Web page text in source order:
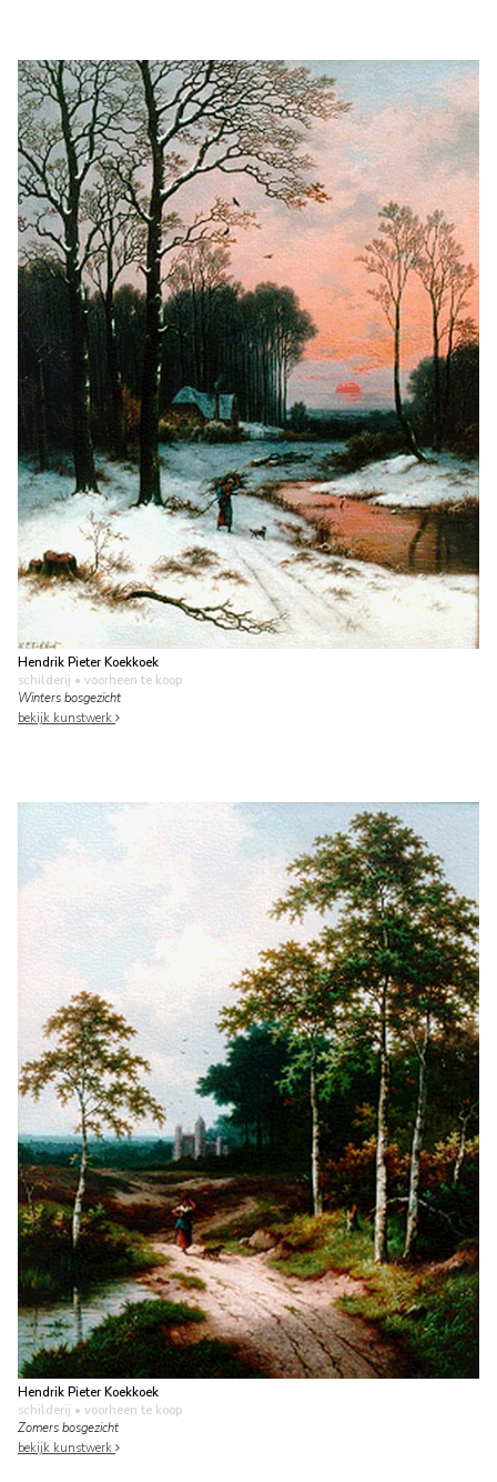
Hendrik Pieter Koekkoek
schilderij • voorheen te koop
Winters bosgezicht
bekijk kunstwerk
Hendrik Pieter Koekkoek
schilderij • voorheen te koop
Zomers bosgezicht
bekijk kunstwerk